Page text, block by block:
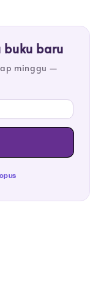
baru
minggu —